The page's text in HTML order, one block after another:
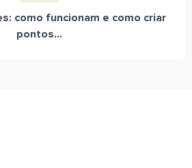
como funcionam e como criar
pontos...